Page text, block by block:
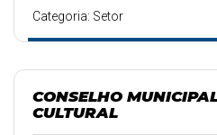
Categoria: Setor
CONSELHO
CULTURAL